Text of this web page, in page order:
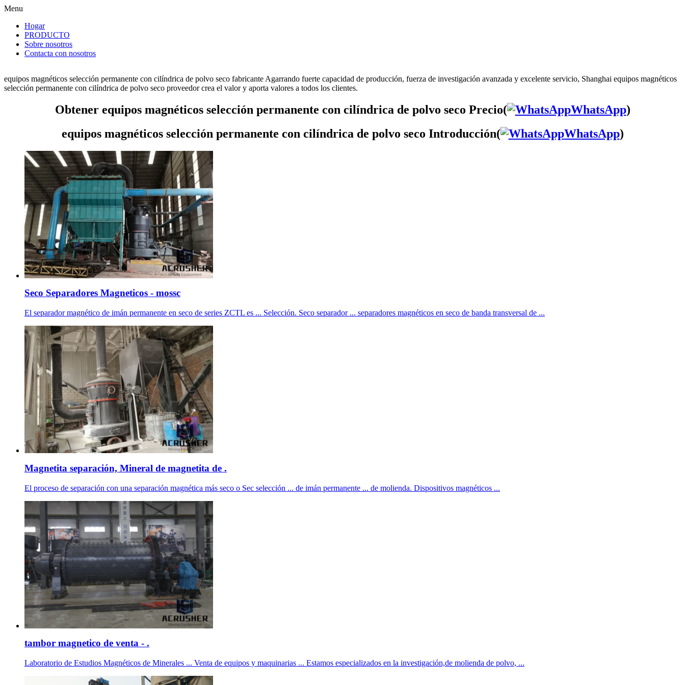
Menu
Hogar
PRODUCTO
Sobre nosotros
Contacta con nosotros
equipos magnéticos selección permanente con cilíndrica de polvo seco fabricante Agarrando fuerte capacidad de producción, fuerza de investigación avanzada y excelente servicio, Shanghai equipos magnéticos
selección permanente con cilíndrica de polvo seco proveedor crea el valor y aporta valores a todos los clientes.
Obtener equipos magnéticos selección permanente con cilíndrica de polvo seco Precio( WhatsApp)
equipos magnéticos selección permanente con cilíndrica de polvo seco Introducción(
WhatsApp)
Seco Separadores Magneticos - mossc
El separador magnético de imán permanente en seco de series ZCTL es ... Selección. Seco separador ... separadores magnéticos en seco de banda transversal de ...
Magnetita separación, Mineral de magnetita de .
El proceso de separación con una separación magnética más seco o Sec selección ... de imán permanente ... de molienda. Dispositivos magnéticos ...
tambor magnetico de venta - .
Laboratorio de Estudios Magnéticos de Minerales ... Venta de equipos y maquinarias ... Estamos especializados en la investigación,de molienda de polvo, ...